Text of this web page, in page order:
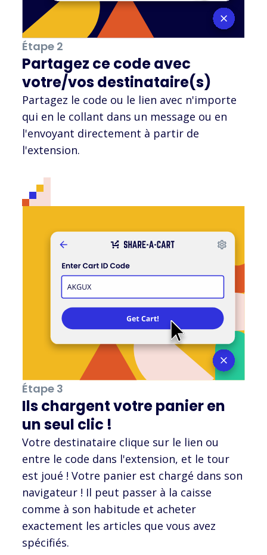
Étape 2
Partagez ce code avec
votre/vos destinataire(s)
Partagez le code ou le lien avec n'importe
qui en le collant dans un message ou en
l'envoyant directement à partir de
l'extension.
Étape 3
Ils chargent votre panier en
un seul clic !
Votre destinataire clique sur le lien ou
entre le code dans l'extension, et le tour
est joué ! Votre panier est chargé dans son
navigateur ! Il peut passer à la caisse
comme à son habitude et acheter
exactement les articles que vous avez
spécifiés.